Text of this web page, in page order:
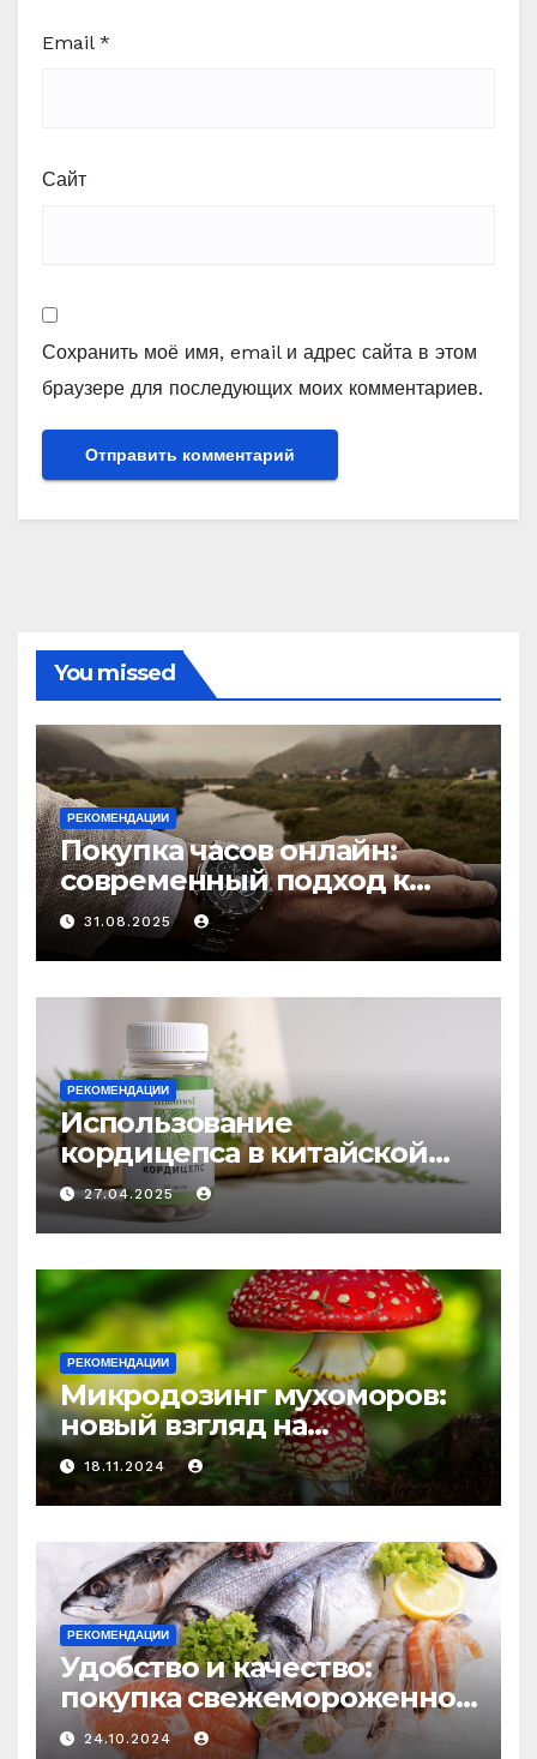
Email *
Сайт
Сохранить моё имя, email и адрес сайта в этом
браузере для последующих моих комментариев.
You missed
РЕКОМЕНДАЦИИ
Покупка часов онлайн:
современный подход к
выбору аксессуаров
31.08.2025
РЕКОМЕНДАЦИИ
Использование
кордицепса в китайской
медицине: природное
средство против усталости
и истощения
27.04.2025
РЕКОМЕНДАЦИИ
Микродозинг мухоморов:
новый взгляд на
психоделику
18.11.2024
РЕКОМЕНДАЦИИ
Удобство и качество:
покупка свежемороженной
рыбы онлайн
24.10.2024